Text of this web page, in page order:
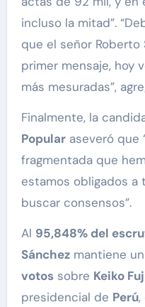
incluso la mitad”.
que el señor Roberto
primer mensaje, hoy
más mesuradas”,
Finalmente, la
Popularaseveró que
fragmentada que
estamos obligados a
buscar consensos”.
Al 95,848% del
Sánchezmantiene
votossobre Keiko
presidencial de Perú,